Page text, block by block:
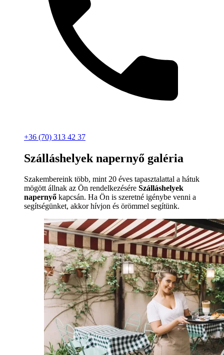
+36 (70) 313 42 37
Szálláshelyek napernyő galéria
Szakembereink több, mint 20 éves tapasztalattal a hátuk
mögött állnak az Ön rendelkezésére Szálláshelyek
napernyő kapcsán. Ha Ön is szeretné igénybe venni a
segítségünket, akkor hívjon és örömmel segítünk.